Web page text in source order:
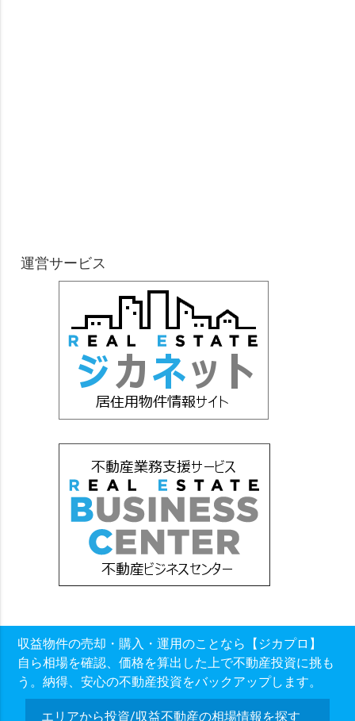
運営サービス
収益物件の売却・購入・運用のことなら【ジカプロ】
自ら相場を確認、価格を算出した上で不動産投資に挑も
う。納得、安心の不動産投資をバックアップします。
エリアから投資/収益不動産の相場情報を探す